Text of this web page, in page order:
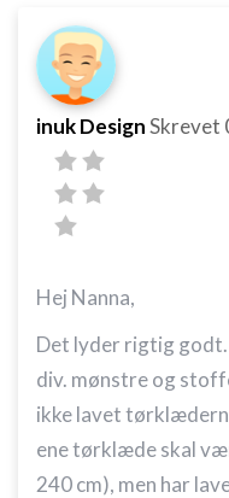
inuk DesignSkrevet
Hej Nanna,
Det lyder rigtig
div. mønstre og
ikke lavet
ene tørklæde skal
240 cm), men har